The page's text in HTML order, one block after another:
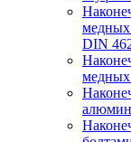
медных
DIN
медных